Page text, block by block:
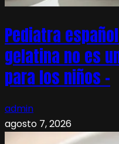
Pediatra
gelatina no es
para los niños –
admin
agosto 7, 2026